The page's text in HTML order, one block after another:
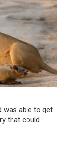
was able to get
that could